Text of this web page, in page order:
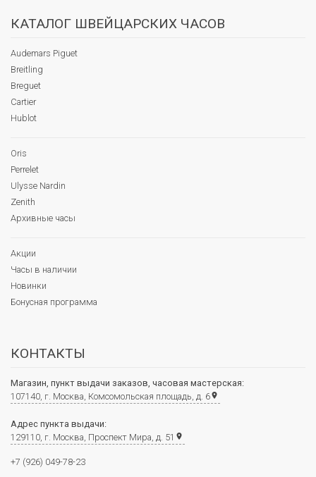
КАТАЛОГ ШВЕЙЦАРСКИХ ЧАСОВ
Audemars Piguet
Breitling
Breguet
Cartier
Hublot
Oris
Perrelet
Ulysse Nardin
Zenith
Архивные часы
Акции
Часы в наличии
Новинки
Бонусная программа
КОНТАКТЫ
Магазин, пункт выдачи заказов, часовая мастерская:
107140, г. Москва, Комсомольская площадь, д. 6place
Адрес пункта выдачи:
129110, г. Москва, Проспект Мира, д. 51 place
+7 (926) 049-78-23